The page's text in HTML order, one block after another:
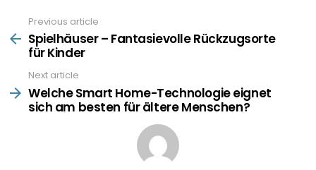
more
Previous article
Spielhäuser – Fantasievolle Rückzugsorte
für Kinder
Next article
Welche Smart Home-Technologie eignet
sich am besten für ältere Menschen?